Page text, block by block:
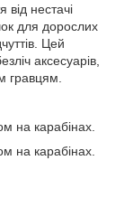
від нестачі
для дорослих
Цей
аксесуарів,
гравцям.
на карабінах.
на карабінах.